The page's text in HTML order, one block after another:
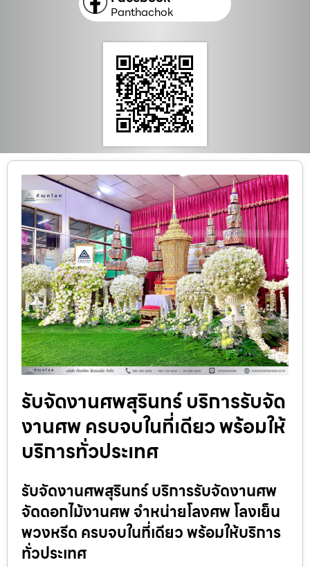
Panthachok
รับจัดงานศพสุรินทร์ บริการรับจัด
งานศพ ครบจบในที่เดียว พร้อมให้
บริการทั่วประเทศ
รับจัดงานศพสุรินทร์ บริการรับจัดงานศพ
จัดดอกไม้งานศพ จำหน่ายโลงศพ โลงเย็น
พวงหรีด ครบจบในที่เดียว พร้อมให้บริการ
ทั่วประเทศ